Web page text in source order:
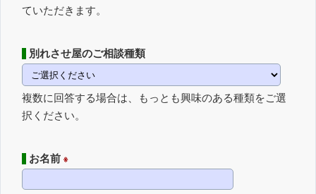
ていただきます。
別れさせ屋のご相談種類
複数に回答する場合は、もっとも興味のある種類をご選
択ください。
お名前 ※